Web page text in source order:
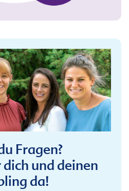
Fragen?
und deinen
da!